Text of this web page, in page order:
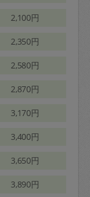
2,100円
2,350円
2,580円
2,870円
3,170円
3,400円
3,650円
3,890円